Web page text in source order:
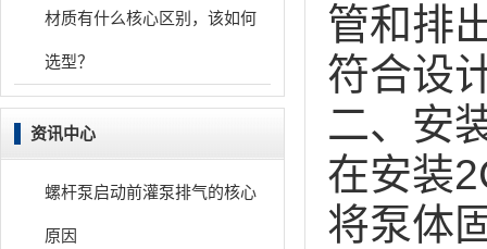
管和排
符合设
二、安
在安装
将泵体
材质有什么核心区别，该如何
选型？
资讯中心
螺杆泵启动前灌泵排气的核心
原因